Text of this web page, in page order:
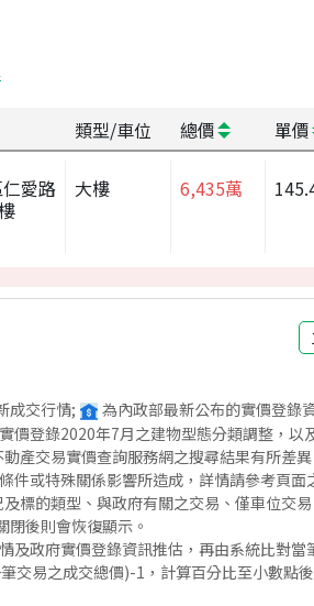
類型/車位 總價 單價
愛路
大樓 6,435萬
成交行情; 為內政部最新公布的實價登錄
價登錄2020年7月之建物型態分類調整，
產交易實價查詢服務網之搜尋結果有所差異
件或特殊關係影響所造成，詳情請參考頁
標的類型、與政府有關之交易、僅車位交
後則會恢復顯示。
及政府實價登錄資訊推估，再由系統比對
交易之成交總價)-1，計算百分比至小數點